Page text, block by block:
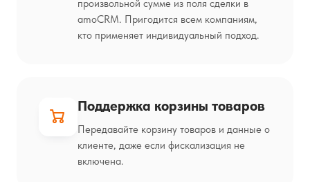
произвольной сумме из поля сделки в
amoCRM. Пригодится всем компаниям,
кто применяет индивидуальный подход.
Поддержка корзины товаров
Передавайте корзину товаров и данные о
клиенте, даже если фискализация не
включена.